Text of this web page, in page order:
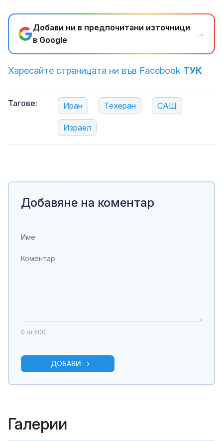
Добави ни в предпочитани източници
в Google
→
Харесайте страницата ни във Facebook ТУК
Тагове: Иран Техеран САЩ
Израел
Добавяне на коментар
0 от 500
ДОБАВИ
Галерии